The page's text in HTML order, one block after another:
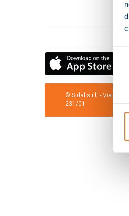
© Sidal s.r.l. - Via
231/01